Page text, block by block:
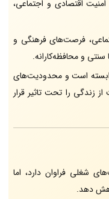
امنیت اقتصادی و اجتماعی،
فرصت‌های فرهنگی و
و محافظه‌کارانه.
است و محدودیت‌های
زندگی را تحت تاثیر قرار
شغلی فراوان دارد، اما
دهد.